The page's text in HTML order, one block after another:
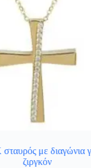
με διαγώνια
ζιργκόν